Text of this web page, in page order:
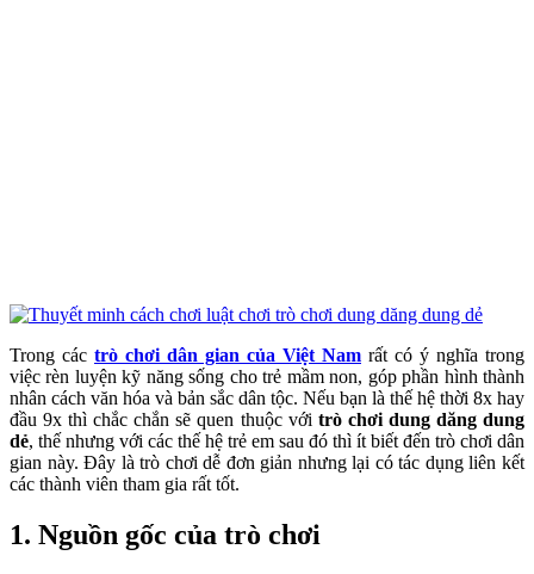
Trong các trò chơi dân gian của Việt Nam rất có ý nghĩa trong
việc rèn luyện kỹ năng sống cho trẻ mầm non, góp phần hình thành
nhân cách văn hóa và bản sắc dân tộc. Nếu bạn là thế hệ thời 8x hay
đầu 9x thì chắc chắn sẽ quen thuộc với trò chơi dung dăng dung
dẻ, thế nhưng với các thế hệ trẻ em sau đó thì ít biết đến trò chơi dân
gian này. Đây là trò chơi dễ đơn giản nhưng lại có tác dụng liên kết
các thành viên tham gia rất tốt.
1. Nguồn gốc của trò chơi